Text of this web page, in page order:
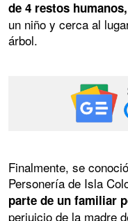
de 4 restos humanos,
un niño y cerca al
árbol.
Finalmente, se
Personería de Isla
parte de un familiar
perjuicio de la madre